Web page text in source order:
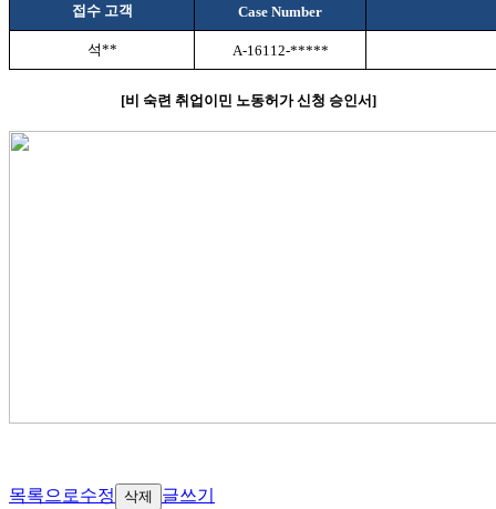
접수 고객 Case Number
석** A-16112-*****
[비 숙련 취업이민 노동허가 신청 승인서]
목록으로수정 삭제
글쓰기